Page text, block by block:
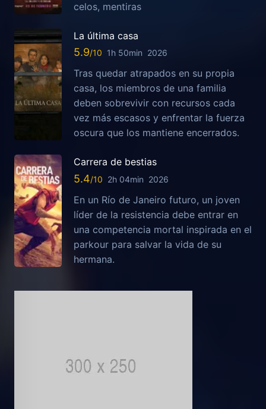
celos, mentiras
La última casa
5.9 1h 50min 2026
Tras quedar atrapados en su propia
casa, los miembros de una familia
deben sobrevivir con recursos cada
vez más escasos y enfrentar la fuerza
oscura que los mantiene encerrados.
Carrera de bestias
5.4 2h 04min 2026
En un Río de Janeiro futuro, un joven
líder de la resistencia debe entrar en
una competencia mortal inspirada en el
parkour para salvar la vida de su
hermana.